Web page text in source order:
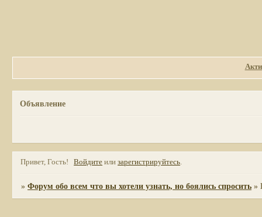
Объявление
Привет, Гость! Войдите илизарегистрируйтесь.
»Форум обо всем что вы хотели узнать, но боялись спросить »